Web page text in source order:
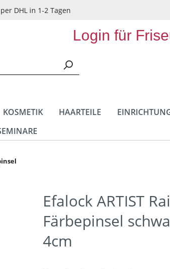
DHL in 1-2 Tagen
Login für
KOSMETIK HAARTEILE
Efalock ARTIST
Färbepinsel
4cm